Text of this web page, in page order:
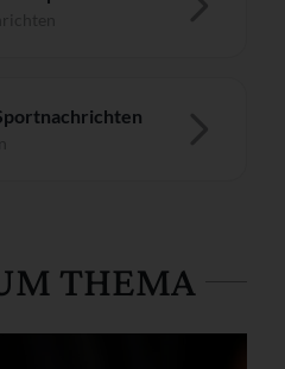
THEMA